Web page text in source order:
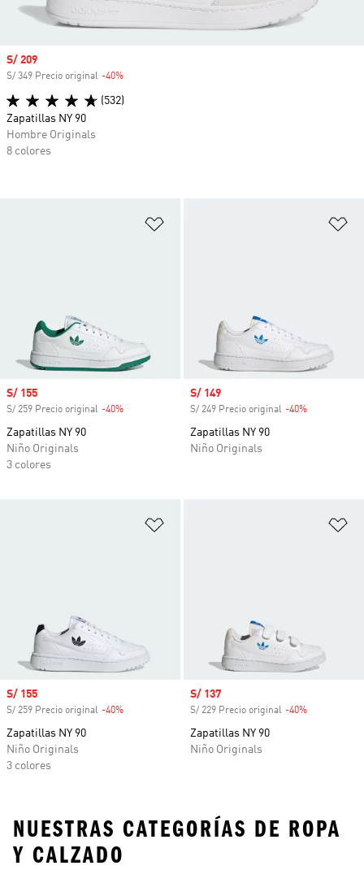
Precio de venta
S/ 155
S/ 259 Precio original -40%
Zapatillas NY 90
Niño Originals
3 colores
Precio de venta
S/ 149
S/ 249 Precio original -40%
Zapatillas NY 90
Niño Originals
Precio de venta
S/ 155
S/ 259 Precio original -40%
Zapatillas NY 90
Niño Originals
3 colores
Precio de venta
S/ 137
S/ 229 Precio original -40%
Zapatillas NY 90
Niño Originals
Precio de venta
S/ 209
S/ 349 Precio original -40%
(532)
Zapatillas NY 90
Hombre Originals
8 colores
NUESTRAS CATEGORÍAS DE ROPA
Y CALZADO